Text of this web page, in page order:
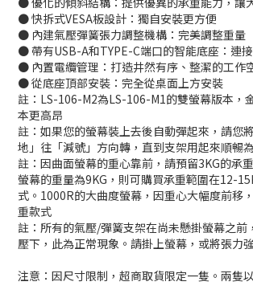
● 快拆式VESA板設計：獨自安裝更方便
● 內建氣壓彈簧張力調整機構：完美調整重量
● 帶有USB-A和TYPE-C端口的智能底座：連
● 內置電纜管理：打造井然有序、整潔的工作
● 從底座頂部安裝：完全從桌面上方安裝
註：LS-106-M2為LS-106-M1的雙螢幕版本，
本更高昂
註：如果您的螢幕裝上去後自動彈起來，請您
地」往「減號」方向轉，直到支架用起來順暢
註：因曲面螢幕的重心靠前，請預留3KG的承
螢幕的重量為9KG，則可購買承重範圍在12-
式。1000R的大曲度螢幕，因重心大幅度前移
重款式
註：所有的氣壓/彈簧支架在尚未懸掛螢幕之前
壓下，此為正常現象。請掛上螢幕，或將張力
注意：因尺寸限制，超商取貨限定一隻。兩隻